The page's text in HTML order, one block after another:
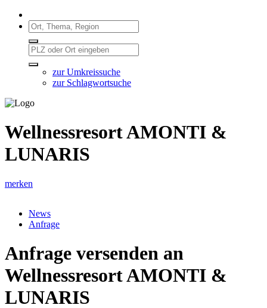
zur Umkreissuche
zur Schlagwortsuche
Wellnessresort AMONTI &
LUNARIS
merken
News
Anfrage
Anfrage versenden an
Wellnessresort AMONTI &
LUNARIS